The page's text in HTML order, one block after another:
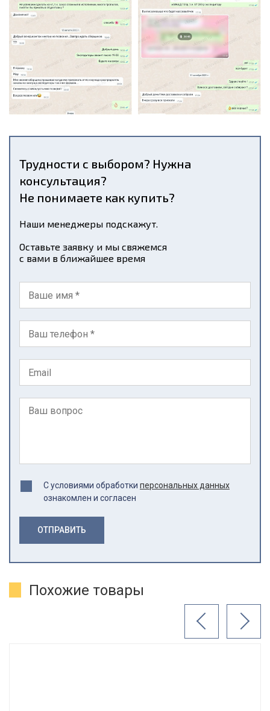
Трудности с выбором? Нужна
консультация?
Не понимаете как купить?
Наши менеджеры подскажут.
Оставьте заявку и мы свяжемся
с вами в ближайшее время
С условиями обработки персональных данных
ознакомлен и согласен
ОТПРАВИТЬ
Похожие товары